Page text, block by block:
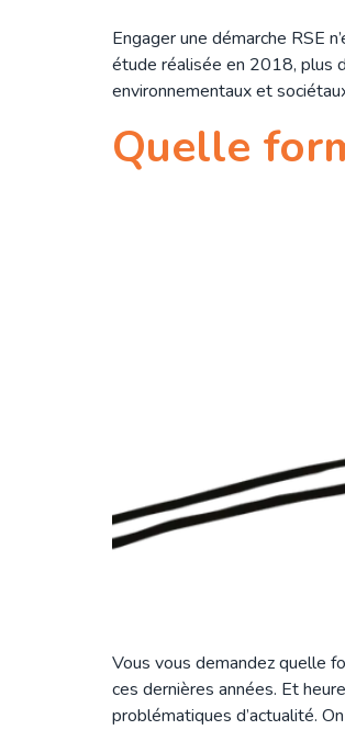
Engager une démarche RSE
étude réalisée en 2018, plus
environnementaux et
Quelle
Vous vous demandez quelle
ces dernières années. Et
problématiques d’actualité.